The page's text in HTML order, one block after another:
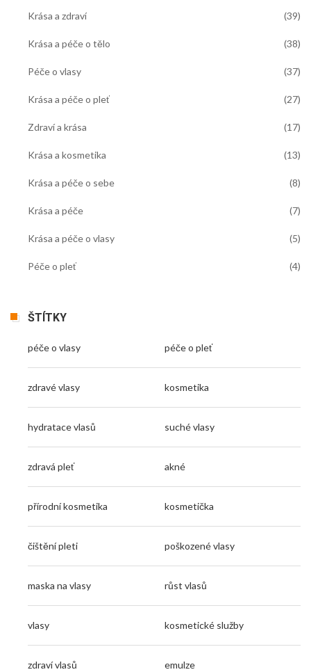
Krása a zdraví (39)
Krása a péče o tělo (38)
Péče o vlasy (37)
Krása a péče o pleť (27)
Zdraví a krása (17)
Krása a kosmetika (13)
Krása a péče o sebe (8)
Krása a péče (7)
Krása a péče o vlasy (5)
Péče o pleť (4)
ŠTÍTKY
péče o vlasy péče o pleť
zdravé vlasy kosmetika
hydratace vlasů suché vlasy
zdravá pleť akné
přírodní kosmetika kosmetička
čištění pleti poškozené vlasy
maska na vlasy růst vlasů
vlasy kosmetické služby
zdraví vlasů emulze